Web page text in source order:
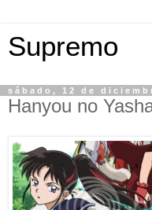
Supremo
sábado, 12 de
Hanyou no